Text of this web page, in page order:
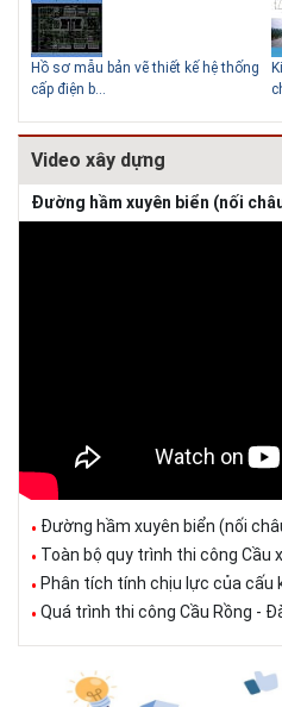
Hồ sơ mẫu bản vẽ thiết kế hệ thống
cấp điện b...
Video xây dựng
Đường hầm xuyên biển (nối
Đường hầm xuyên biển (nối
Toàn bộ quy trình thi công Cầu
Phân tích tính chịu lực của cấu
Quá trình thi công Cầu Rồng -